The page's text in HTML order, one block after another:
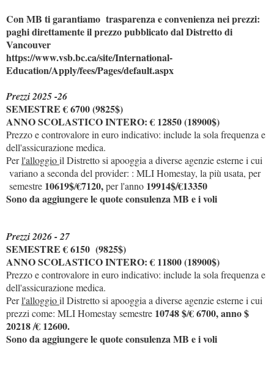
Con MB ti garantiamo trasparenza e convenienza nei prezzi:
paghi direttamente il prezzo pubblicato dal Distretto di
Vancouver
https://www.vsb.bc.ca/site/International-
Education/Apply/fees/Pages/default.aspx
Prezzi 2025 -26
SEMESTRE € 6700 (9825$)
ANNO SCOLASTICO INTERO: € 12850 (18900$)
Prezzo e controvalore in euro indicativo: include la sola frequenza e
dell'assicurazione medica.
Perl'alloggioil Distretto si apooggia a diverse agenzie esterne i cui
variano a seconda del provider: : MLI Homestay, la più usata, per
semestre 10619$/€7120,per l'anno 19914$/€13350
Sono da aggiungere le quote consulenza MB e i voli
Prezzi 2026 - 27
SEMESTRE € 6150 (9825$)
ANNO SCOLASTICO INTERO: € 11800 (18900$)
Prezzo e controvalore in euro indicativo: include la sola frequenza e
dell'assicurazione medica.
Perl'alloggioil Distretto si apooggia a diverse agenzie esterne i cui
prezzi come: MLI Homestay semestre 10748 $/€ 6700, anno $
20218/€ 12600.
Sono da aggiungere le quote consulenza MB e i voli